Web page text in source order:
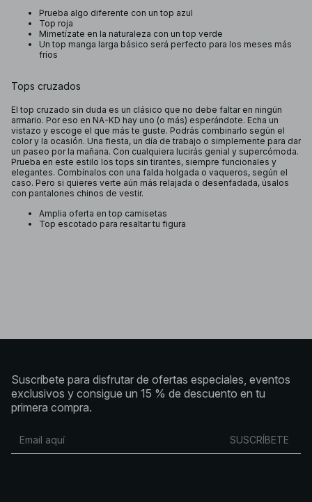
Prueba algo diferente con un top azul
Top roja
Mimetízate en la naturaleza con un top verde
Un top manga larga básico será perfecto para los meses más
fríos
Tops cruzados
El top cruzado sin duda es un clásico que no debe faltar en ningún
armario. Por eso en NA-KD hay uno (o más) esperándote. Echa un
vistazo y escoge el que más te guste. Podrás combinarlo según el
color y la ocasión. Una fiesta, un día de trabajo o simplemente para dar
un paseo por la mañana. Con cualquiera lucirás genial y supercómoda.
Prueba en este estilo los tops sin tirantes, siempre funcionales y
elegantes. Combínalos con una falda holgada o vaqueros, según el
caso. Pero si quieres verte aún más relajada o desenfadada, úsalos
con pantalones chinos de vestir.
Amplia oferta en top camisetas
Top escotado para resaltar tu figura
Suscríbete para disfrutar de ofertas especiales, eventos
exclusivos y consigue un 15 % de descuento en tu
primera compra.
SUSCRÍBETE